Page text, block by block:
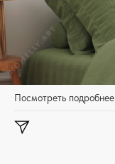
Посмотреть подробнее